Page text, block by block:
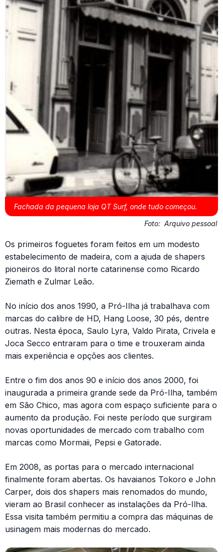
Fachada da pequena loja QT Surf, onde tudo começou.
Foto: Arquivo pessoal
Os primeiros foguetes foram feitos em um modesto
estabelecimento de madeira, com a ajuda de shapers
pioneiros do litoral norte catarinense como Ricardo
Ziemath e Zulmar Leão.
No início dos anos 1990, a Pró-Ilha já trabalhava com
marcas do calibre de HD, Hang Loose, 30 pés, dentre
outras. Nesta época, Saulo Lyra, Valdo Pirata, Crivela e
Joca Secco entraram para o time e trouxeram ainda
mais experiência e opções aos clientes.
Entre o fim dos anos 90 e início dos anos 2000, foi
inaugurada a primeira grande sede da Pró-Ilha, também
em São Chico, mas agora com espaço suficiente para o
aumento da produção. Foi neste período que surgiram
novas oportunidades de mercado com trabalho com
marcas como Mormaii, Pepsi e Gatorade.
Em 2008, as portas para o mercado internacional
finalmente foram abertas. Os havaianos Tokoro e John
Carper, dois dos shapers mais renomados do mundo,
vieram ao Brasil conhecer as instalações da Pró-Ilha.
Essa visita também permitiu a compra das máquinas de
usinagem mais modernas do mercado.